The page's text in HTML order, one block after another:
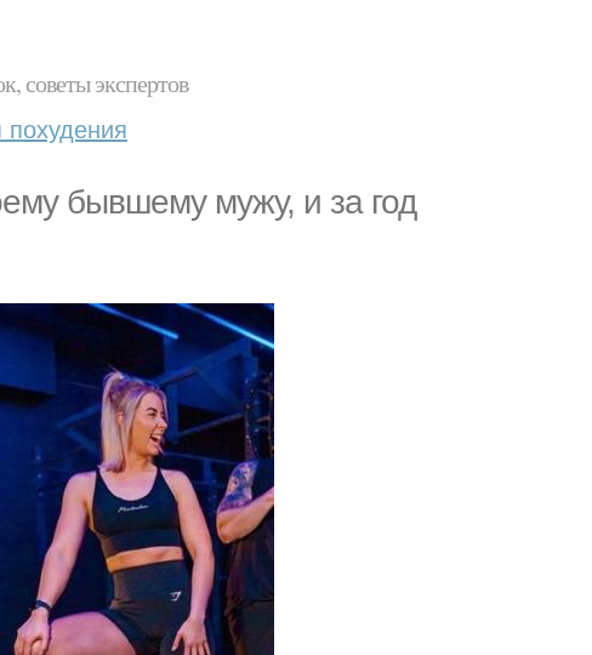
советы экспертов
бывшему мужу, и за год